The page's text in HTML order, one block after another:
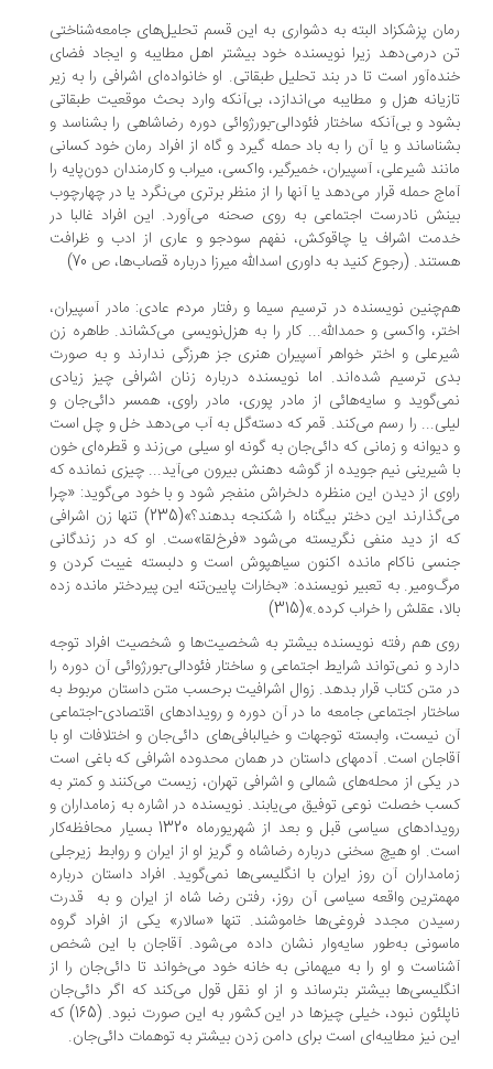
پزشکزاد البته به دشواری به این قسم تحلیل‌های‌ جامعه‌شناختی‌
درمی‌دهد زیرا نویسنده خود بیشتر اهل مطایبه و ایجاد فضای
است تا در بند تحلیل طبقاتی. او خانواده‌ای اشرافی را به زیر
هزل و مطایبه می‌اندازد، بی‌آنکه وارد بحث‌ موقعیت‌ طبقاتی
و بی‌آنکه ساختار فئودالی-بورژوائی دوره رضاشاهی را بشناسد و
و یا آن را به باد حمله گیرد و گاه از افراد رمان خود کسانی
شیرعلی، آسپیران، خمیرگیر، واکسی‌، میراب‌ و کارمندان دون‌پایه را
حمله قرار می‌دهد یا آنها را از منظر برتری می‌نگرد یا در چهارچوب
نادرست اجتماعی به روی صحنه می‌آورد. این افراد غالبا در
اشراف‌ یا‌ چاقوکش، نفهم سودجو و عاری از‌ ادب‌ و ظرافت‌
(رجوع کنید به داوری اسدالله میرزا درباره قصاب‌ها، ص 70)
نویسنده در ترسیم سیما و رفتار مردم عادی: مادر آسپیران‌،
واکسی‌ و حمدالله... کار را به هزل‌نویسی می‌کشاند. طاهره‌ زن‌
و اختر خواهر آسپیران هنری جز هرزگی ندارند و به صورت
ترسیم شده‌اند. اما نویسنده درباره زنان اشرافی چیز‌ زیادی‌
و سایه‌هائی از مادر پوری، مادر راوی، همسر دائی‌جان و
را‌ رسم می‌کند. قمر که دسته‌گل به آب می‌دهد خل و چل است
و زمانی که دائی‌جان به گونه او‌ سیلی‌ می‌زند‌ و قطره‌ای خون
شیرینی نیم جویده از گوشه دهنش بیرون می‌آید‌... چیزی‌ نمانده که
از دیدن این منظره دلخراش منفجر شود و با خود می‌گوید: «چرا
می‌گذارند این‌ دختر‌ بیگناه‌ را شکنجه بدهند؟»(235) تنها زن اشرافی
از دید منفی نگریسته می‌شود‌ «فرخ‌لقا‌»ست‌. او که در زندگانی
ناکام مانده اکنون سیاهپوش است و دلبسته غیبت کردن و
به‌ تعبیر‌ نویسنده: «بخارات پایین‌تنه این پیردختر مانده زده
عقلش را خراب کرده.»(315)
هم‌ رفته نویسنده بیشتر به شخصیت‌ها و شخصیت افراد توجه
و نمی‌تواند شرایط اجتماعی و ساختار‌ فئودالی‌-بورژوائی‌ آن دوره را
متن کتاب قرار بدهد. زوال اشرافیت برحسب متن داستان مربوط‌ به‌
اجتماعی جامعه ما در آن دوره و رویدادهای اقتصادی-اجتماعی
نیست، وابسته‌ توجهات‌ و خیالبافی‌های‌ دائی‌جان و اختلافات او با
است. آدمهای داستان در همان محدوده اشرافی که باغی است‌
یکی از محله‌های شمالی و اشرافی تهران، زیست می‌کنند و کمتر به
خصلت‌ نوعی‌ توفیق‌ می‌یابند. نویسنده در اشاره به زمامداران و
رویدادهای سیاسی قبل و بعد از شهریورماه 1320 بسیار محافظه‌کار‌
او‌ هیچ سخنی درباره رضاشاه و گریز او از ایران و روابط زیرجلی
آن‌ روز‌ ایران با انگلیسی‌ها نمی‌گوید. افراد داستان درباره
واقعه سیاسی آن روز، رفتن رضا شاه از‌ ایران‌ و به ‌ ‌قدرت
مجدد فروغی‌ها خاموشند. تنها «سالار» یکی از افراد گروه‌
به‌طور سایه‌وار نشان داده می‌شود. آقاجان با‌ این‌ شخص‌
و او را به میهمانی به خانه‌ خود‌ می‌خواند تا دائی‌جان را از
بیشتر بترساند و از او نقل قول می‌کند‌ که‌ اگر دائی‌جان
ناپلئون نبود، خیلی‌ چیزها‌ در این‌ کشور‌ به‌ این صورت نبود. (165) که
نیز‌ مطایبه‌ای است برای دامن زدن بیشتر به توهمات دائی‌جان.